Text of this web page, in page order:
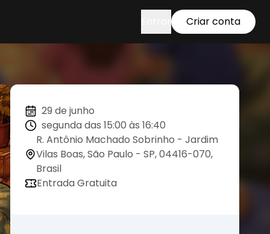
Criar conta
29 de junho
segunda das 15:00 às 16:40
R. Antônio Machado Sobrinho - Jardim
Vilas Boas, São Paulo - SP, 04416-070,
Brasil
Entrada Gratuita